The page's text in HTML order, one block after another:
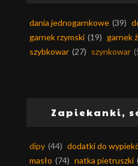
dania jednogarnkowe (39)
garnek rzymski (19) garnek
szybkowar (27) szynkowar
Zapiekanki,
dipy (44) dodatki do
masło (74) natka pietruszki